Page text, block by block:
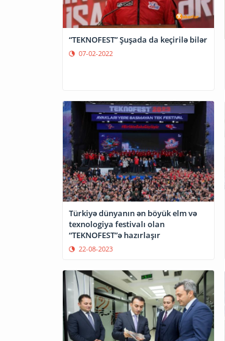
“TEKNOFEST” Şuşada da keçirilə bilər
07-02-2022
Türkiyə dünyanın ən böyük elm və
texnologiya festivalı olan
“TEKNOFEST”ə hazırlaşır
22-08-2023